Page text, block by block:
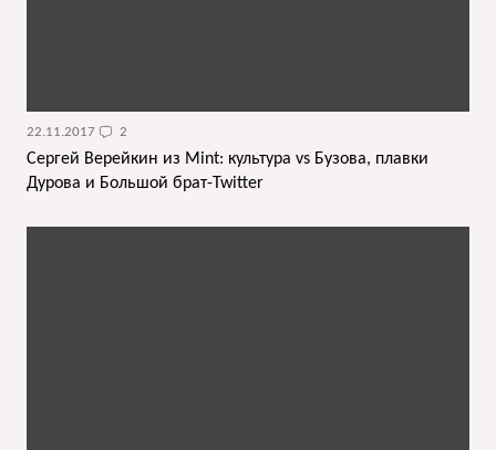
22.11.2017 2
Сергей Верейкин из Mint: культура vs Бузова, плавки
Дурова и Большой брат-Twitter